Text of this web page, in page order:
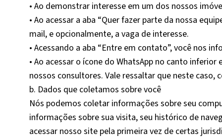
• Ao demonstrar interesse em um dos nossos
• Ao acessar a aba “Quer fazer parte da nossa
mail, e opcionalmente, a vaga de interesse.
• Acessando a aba “Entre em contato”, você nos
• Ao acessar o ícone do WhatsApp no canto
nossos consultores. Vale ressaltar que neste
b. Dados que coletamos sobre você
Nós podemos coletar informações sobre seu
informações sobre sua visita, seu histórico de
acessar nosso site pela primeira vez de certas